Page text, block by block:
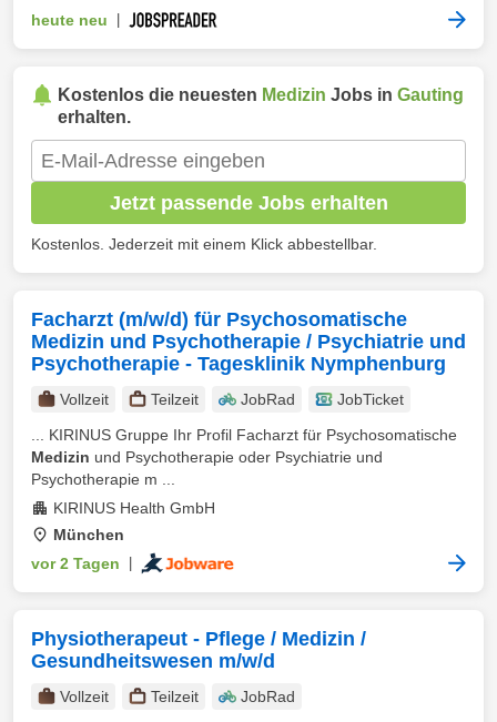
heute neu
Kostenlos die neuesten Medizin Jobs in Gauting
erhalten.
Jetzt passende Jobs erhalten
Kostenlos. Jederzeit mit einem Klick abbestellbar.
Facharzt (m/w/d) für Psychosomatische
Medizin und Psychotherapie / Psychiatrie und
Psychotherapie - Tagesklinik Nymphenburg
Vollzeit Teilzeit JobRad
JobTicket
... KIRINUS Gruppe Ihr Profil Facharzt für Psychosomatische
Medizin und Psychotherapie oder Psychiatrie und
Psychotherapie m ...
KIRINUS Health GmbH
München
vor 2 Tagen
Physiotherapeut - Pflege / Medizin /
Gesundheitswesen m/w/d
Vollzeit Teilzeit JobRad